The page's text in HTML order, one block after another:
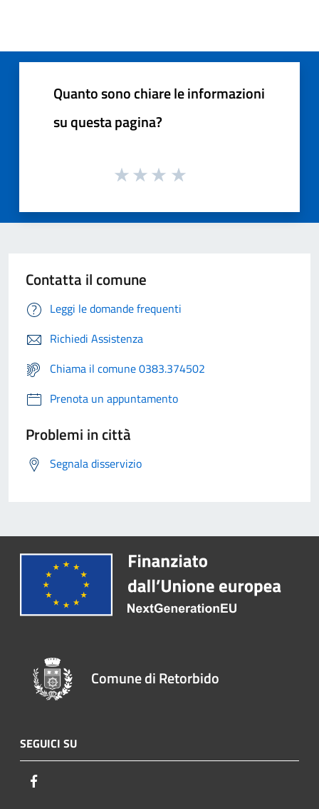
Quanto sono chiare le informazioni
su questa pagina?
Contatta il comune
Leggi le domande frequenti
Richiedi Assistenza
Chiama il comune 0383.374502
Prenota un appuntamento
Problemi in città
Segnala disservizio
Comune di Retorbido
SEGUICI SU